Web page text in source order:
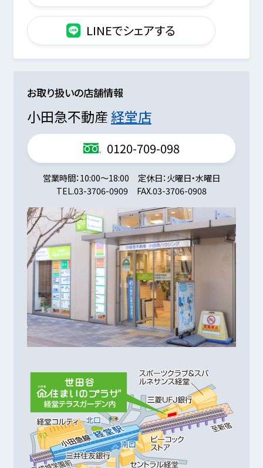
LINEでシェアする
お取り扱いの店舗情報
小田急不動産経堂店
0120-709-098
営業時間 10:00～18:00 定休日 火曜日・水曜日
TEL.03-3706-0909 FAX.03-3706-0908